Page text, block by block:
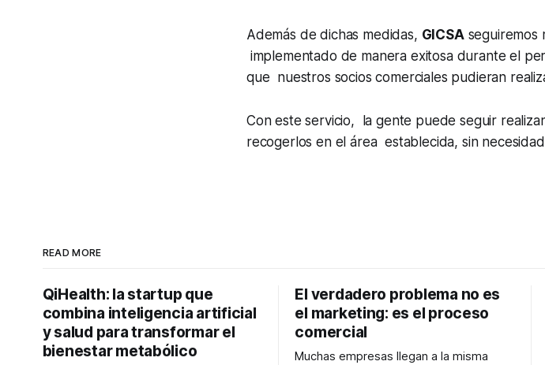
Además de dichas medidas, GICSAseguiremos
implementado de manera exitosa durante el
que nuestros socios comerciales pudieran
Con este servicio, la gente puede seguir
recogerlos en el área establecida, sin
READ MORE
QiHealth: la startup que
combina inteligencia artificial
y salud para transformar el
bienestar metabólico
El verdadero problema no es
el marketing: es el proceso
comercial
Muchas empresas llegan a la misma